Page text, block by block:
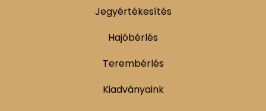
Jegyértékesítés
Hajóbérlés
Terembérlés
Kiadványaink